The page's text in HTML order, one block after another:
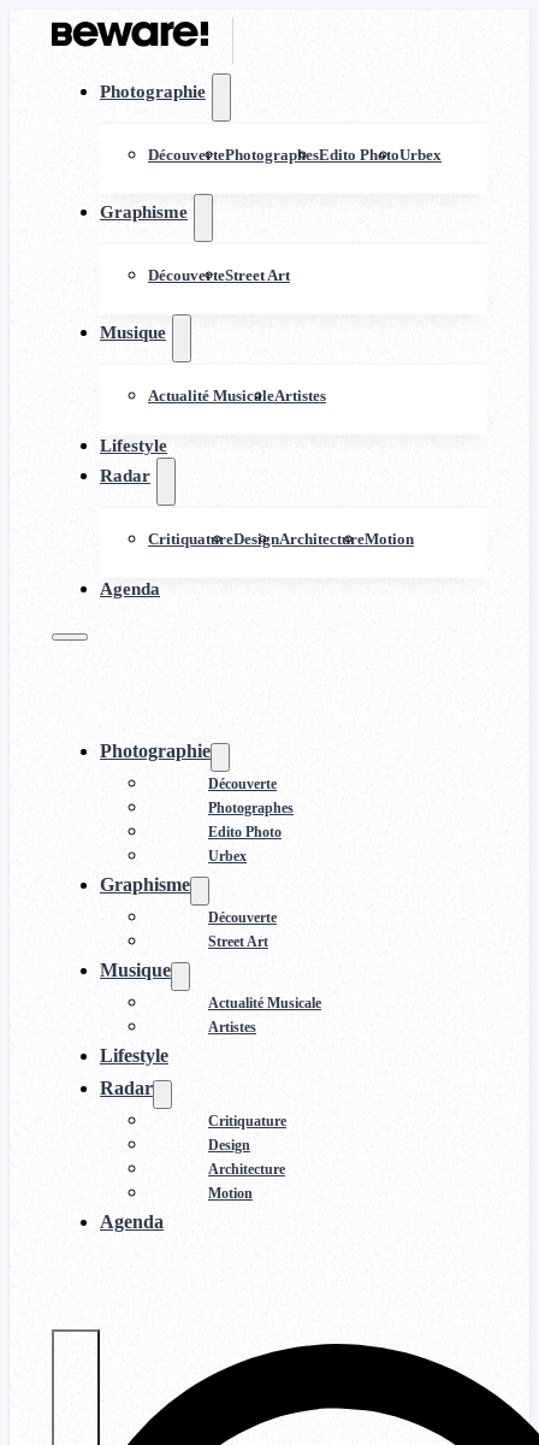
Photographie
DécouvertePhotographesEdito PhotoUrbex
Graphisme
DécouverteStreet Art
Musique
Actualité MusicaleArtistes
Lifestyle
Radar
CritiquatureDesignArchitectureMotion
Agenda
Photographie
Découverte
Photographes
Edito Photo
Urbex
Graphisme
Découverte
Street Art
Musique
Actualité Musicale
Artistes
Lifestyle
Radar
Critiquature
Design
Architecture
Motion
Agenda